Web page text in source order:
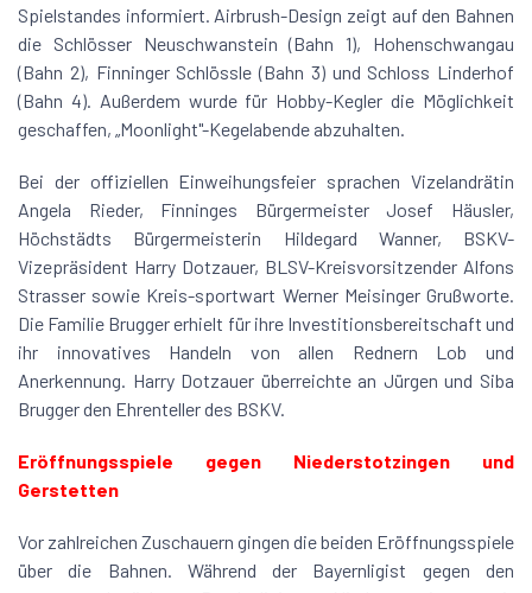
Spielstandes informiert. Airbrush-Design zeigt auf den Bahnen
die Schlösser Neuschwanstein (Bahn 1), Hohenschwangau
(Bahn 2), Finninger Schlössle (Bahn 3) und Schloss Linderhof
(Bahn 4). Außerdem wurde für Hobby-Kegler die Möglichkeit
geschaffen, „Moonlight"-Kegelabende abzuhalten.
Bei der offiziellen Einweihungsfeier sprachen Vizelandrätin
Angela Rieder, Finninges Bürgermeister Josef Häusler,
Höchstädts Bürgermeisterin Hildegard Wanner, BSKV-
Vizepräsident Harry Dotzauer, BLSV-Kreisvorsitzender Alfons
Strasser sowie Kreis-sportwart Werner Meisinger Grußworte.
Die Familie Brugger erhielt für ihre Investitionsbereitschaft und
ihr innovatives Handeln von allen Rednern Lob und
Anerkennung. Harry Dotzauer überreichte an Jürgen und Siba
Brugger den Ehrenteller des BSKV.
Eröffnungsspiele gegen Niederstotzingen und
Gerstetten
Vor zahlreichen Zuschauern gingen die beiden Eröffnungsspiele
über die Bahnen. Während der Bayernligist gegen den